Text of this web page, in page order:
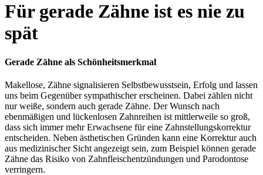
Für gerade Zähne ist es nie zu
spät
Gerade Zähne als Schönheitsmerkmal
Makellose, Zähne signalisieren Selbstbewusstsein, Erfolg und lassen
uns beim Gegenüber sympathischer erscheinen. Dabei zählen nicht
nur weiße, sondern auch gerade Zähne. Der Wunsch nach
ebenmäßigen und lückenlosen Zahnreihen ist mittlerweile so groß,
dass sich immer mehr Erwachsene für eine Zahnstellungskorrektur
entscheiden. Neben ästhetischen Gründen kann eine Korrektur auch
aus medizinischer Sicht angezeigt sein, zum Beispiel können gerade
Zähne das Risiko von Zahnfleischentzündungen und Parodontose
verringern.